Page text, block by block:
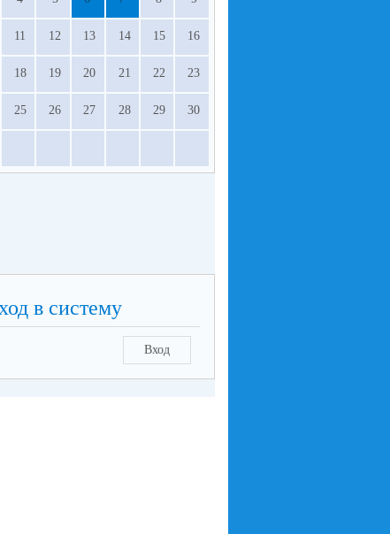
11 12 13 14 15 16
18 19 20 21 22 23
25 26 27 28 29 30
в систему
Вход